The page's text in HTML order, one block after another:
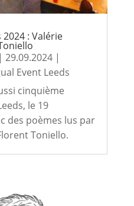
: Valérie
| 29.09.2024|
Event Leeds
cinquième
le 19
des poèmes lus par
Toniello.